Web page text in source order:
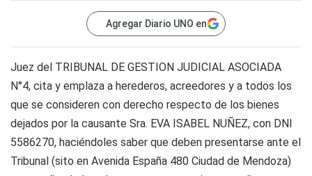
Agregar Diario UNO en
Juez del TRIBUNAL DE GESTION JUDICIAL ASOCIADA
N°4, cita y emplaza a herederos, acreedores y a todos los
que se consideren con derecho respecto de los bienes
dejados por la causante Sra. EVA ISABEL NUÑEZ, con DNI
5586270, haciéndoles saber que deben presentarse ante el
Tribunal (sito en Avenida España 480 Ciudad de Mendoza)